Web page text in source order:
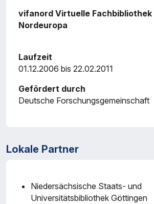
vifanord Virtuelle Fachbibliothek
Nordeuropa
Laufzeit
01.12.2006 bis 22.02.2011
Gefördert durch
Deutsche Forschungsgemeinschaft
Lokale Partner
Niedersächsische Staats- und
Universitätsbibliothek Göttingen